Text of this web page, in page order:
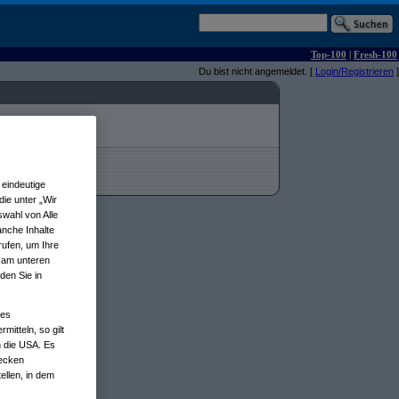
Top-100 | Fresh-100
Du bist nicht angemeldet. [ Login/Registrieren ]
unter „Wir
von Alle
Inhalte
um Ihre
unteren
Sie in
so gilt
die USA. Es
in dem